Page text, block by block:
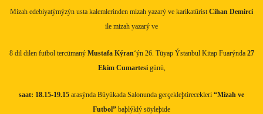
Mizah edebiyatýmýzýn usta kalemlerinden mizah yazarý ve karikatüristCihan Demirci
ile mizah yazarý ve
8 dil dilen futbol tercümaný Mustafa Kýran‘ýn 26. Tüyap Ýstanbul Kitap Fuarýnda 27
Ekim Cumartesigünü,
saat: 18.15-19.15 arasýnda Büyükada Salonunda gerçekleþtirecekleri “Mizah ve
Futbol” baþlýklý söyleþide